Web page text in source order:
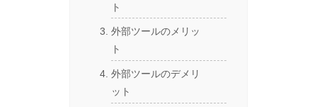
ト
外部ツールのメリッ
ト
外部ツールのデメリ
ット